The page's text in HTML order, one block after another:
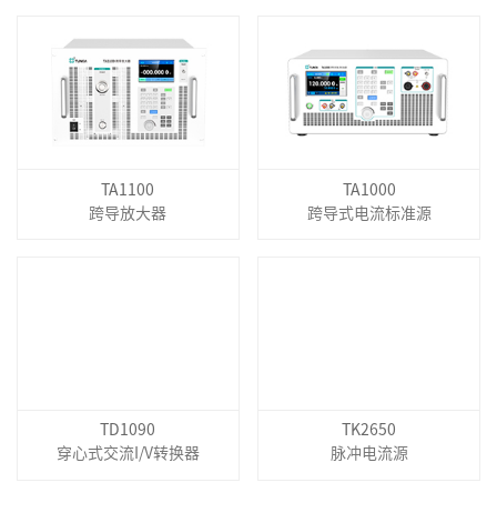
TA1100
跨导放大器
TA1000
跨导式电流标准源
TD1090
穿心式交流I/V转换器
TK2650
脉冲电流源